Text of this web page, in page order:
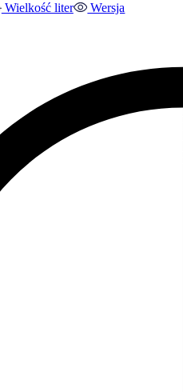
Wielkość liter
Wersja